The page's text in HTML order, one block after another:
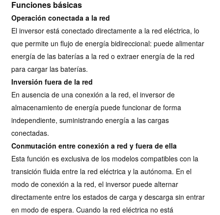
Funciones básicas
Operación conectada a la red
El inversor está conectado directamente a la red eléctrica, lo
que permite un flujo de energía bidireccional: puede alimentar
energía de las baterías a la red o extraer energía de la red
para cargar las baterías.
Inversión fuera de la red
En ausencia de una conexión a la red, el inversor de
almacenamiento de energía puede funcionar de forma
independiente, suministrando energía a las cargas
conectadas.
Conmutación entre conexión a red y fuera de ella
Esta función es exclusiva de los modelos compatibles con la
transición fluida entre la red eléctrica y la autónoma. En el
modo de conexión a la red, el inversor puede alternar
directamente entre los estados de carga y descarga sin entrar
en modo de espera. Cuando la red eléctrica no está